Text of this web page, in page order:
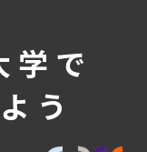
学で
う